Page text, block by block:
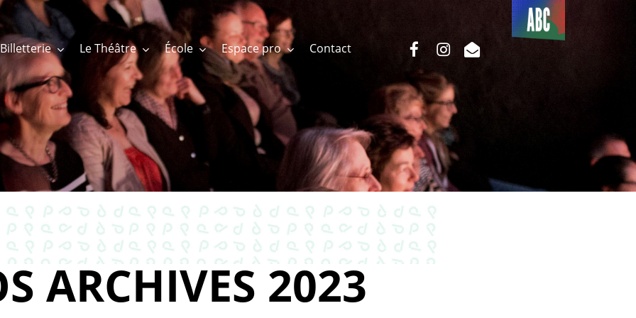
Billetterie Le Théâtre École Espace pro Contact
Du côté
de l’ABC
facebookinstagram
email
ARCHIVES 2023